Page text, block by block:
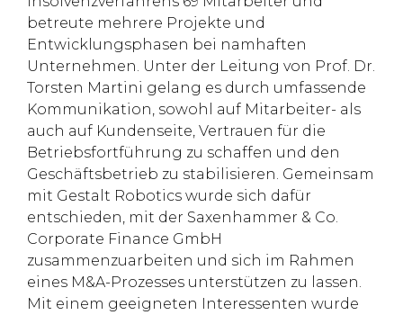
betreute mehrere Projekte und
Entwicklungsphasen bei namhaften
Unternehmen. Unter der Leitung von Prof. Dr.
Torsten Martini gelang es durch umfassende
Kommunikation, sowohl auf Mitarbeiter- als
auch auf Kundenseite, Vertrauen für die
Betriebsfortführung zu schaffen und den
Geschäftsbetrieb zu stabilisieren. Gemeinsam
mit Gestalt Robotics wurde sich dafür
entschieden, mit der Saxenhammer & Co.
Corporate Finance GmbH
zusammenzuarbeiten und sich im Rahmen
eines M&A-Prozesses unterstützen zu lassen.
Mit einem geeigneten Interessenten wurde